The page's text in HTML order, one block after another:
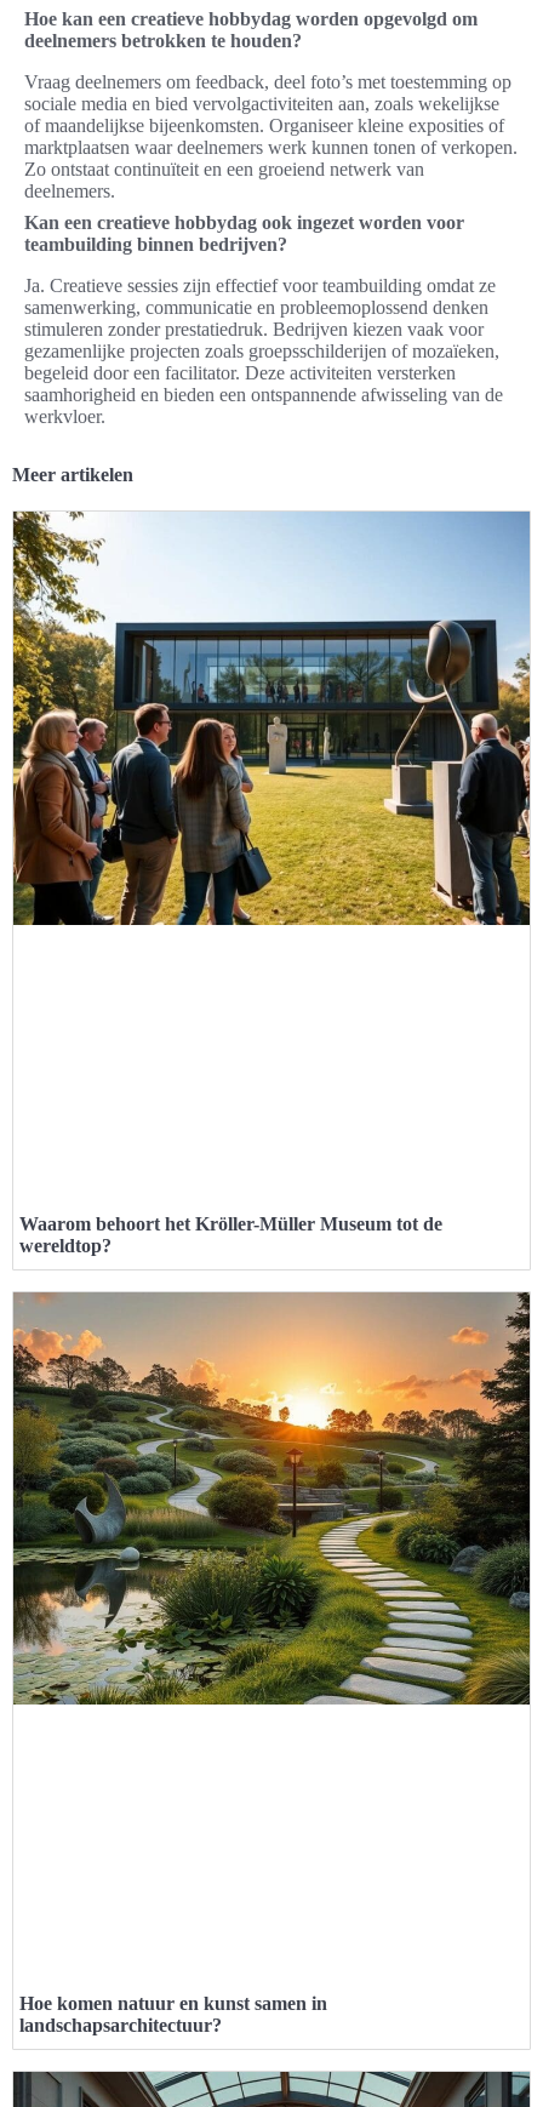
Hoe kan een creatieve hobbydag worden opgevolgd om
deelnemers betrokken te houden?
Vraag deelnemers om feedback, deel foto’s met toestemming op
sociale media en bied vervolgactiviteiten aan, zoals wekelijkse
of maandelijkse bijeenkomsten. Organiseer kleine exposities of
marktplaatsen waar deelnemers werk kunnen tonen of verkopen.
Zo ontstaat continuïteit en een groeiend netwerk van
deelnemers.
Kan een creatieve hobbydag ook ingezet worden voor
teambuilding binnen bedrijven?
Ja. Creatieve sessies zijn effectief voor teambuilding omdat ze
samenwerking, communicatie en probleemoplossend denken
stimuleren zonder prestatiedruk. Bedrijven kiezen vaak voor
gezamenlijke projecten zoals groepsschilderijen of mozaïeken,
begeleid door een facilitator. Deze activiteiten versterken
saamhorigheid en bieden een ontspannende afwisseling van de
werkvloer.
Meer artikelen
Waarom behoort het Kröller-Müller Museum tot de
wereldtop?
Hoe komen natuur en kunst samen in
landschapsarchitectuur?